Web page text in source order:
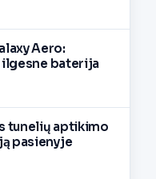
Aero:
ilgesne baterija
tunelių aptikimo
pasienyje